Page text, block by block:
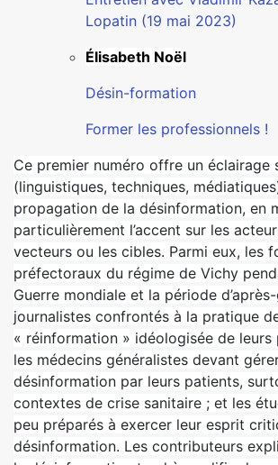
Lopatin (19 mai 2023)
Élisabeth Noël
Désin-formation
Former les professionnels !
Ce premier numéro offre un éclairage
(linguistiques, techniques,
propagation de la désinformation, en
particulièrement l’accent sur les
vecteurs ou les cibles. Parmi eux, les
préfectoraux du régime de Vichy
Guerre mondiale et la période
journalistes confrontés à la pratique
« réinformation » idéologisée de
les médecins généralistes devant
désinformation par leurs patients,
contextes de crise sanitaire ; et les
peu préparés à exercer leur esprit
désinformation. Les contributeurs